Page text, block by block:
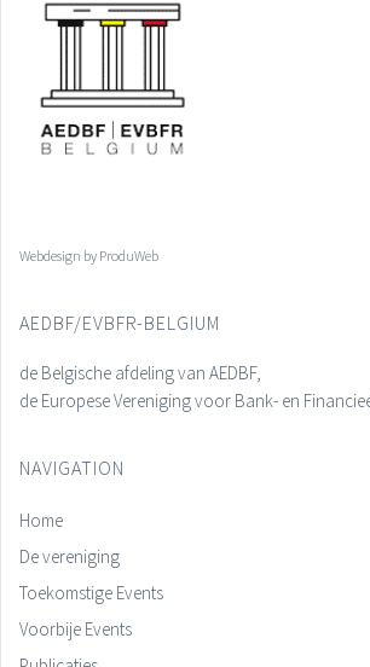
Webdesign by ProduWeb
AEDBF/EVBFR-BELGIUM
de Belgische afdeling van AEDBF,
de Europese Vereniging voor Bank- en
NAVIGATION
Home
De vereniging
Toekomstige Events
Voorbije Events